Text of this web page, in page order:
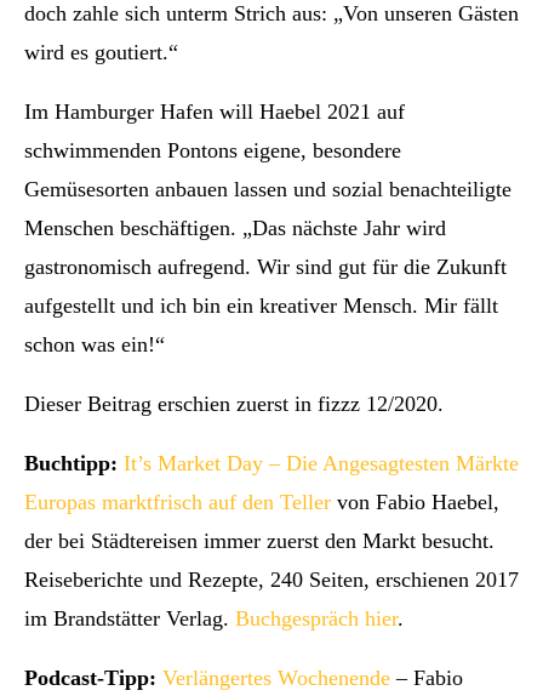
doch zahle sich unterm Strich aus: „Von unseren Gästen
wird es goutiert.“
Im Hamburger Hafen will Haebel 2021 auf
schwimmenden Pontons eigene, besondere
Gemüsesorten anbauen lassen und sozial benachteiligte
Menschen beschäftigen. „Das nächste Jahr wird
gastronomisch aufregend. Wir sind gut für die Zukunft
aufgestellt und ich bin ein kreativer Mensch. Mir fällt
schon was ein!“
Dieser Beitrag erschien zuerst in fizzz 12/2020.
Buchtipp: It’s Market Day – Die Angesagtesten Märkte
Europas marktfrisch auf den Teller von Fabio Haebel,
der bei Städtereisen immer zuerst den Markt besucht.
Reiseberichte und Rezepte, 240 Seiten, erschienen 2017
im Brandstätter Verlag. Buchgespräch hier.
Podcast-Tipp: Verlängertes Wochenende – Fabio